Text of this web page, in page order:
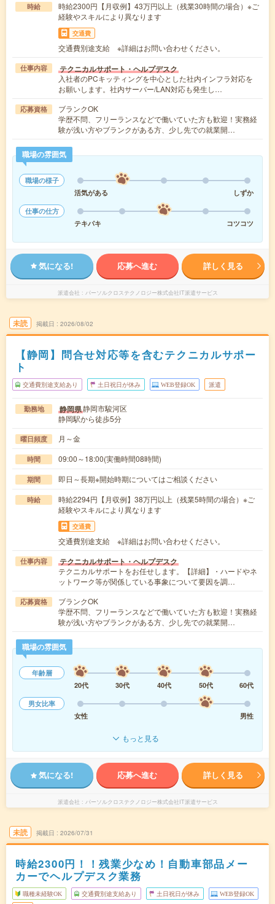
時給
時給2300円【月収例】43万円以上（残業30時間の場合）※ご
経験やスキルにより異なります
交通費
交通費別途支給 ※詳細はお問い合わせください。
仕事内容 テクニカルサポート・ヘルプデスク
入社者のPCキッティングを中心とした社内インフラ対応を
お願いします。社内サーバー/LAN対応も発生し…
応募資格
ブランクOK
学歴不問、フリーランスなどで働いていた方も歓迎！実務経
験が浅い方やブランクがある方、少し先での就業開…
職場の雰囲気
職場の様子
活気がある
しずか
仕事の仕方
テキパキ
コツコツ
気になる! 応募へ進む 詳しく見る
派遣会社 パーソルクロステクノロジー株式会社IT派遣サービス
未読 掲載日 2026/08/02
【静岡】問合せ対応等を含むテクニカルサポー
ト
交通費別途支給あり 土日祝日が休み WEB登録OK 派遣
勤務地 静岡県静岡市駿河区
静岡駅から徒歩5分
曜日頻度 月～金
時間 09:00～18:00(実働時間08時間)
期間 即日～長期※開始時期についてはご相談ください
時給
時給2294円【月収例】38万円以上（残業5時間の場合）※ご
経験やスキルにより異なります
交通費
交通費別途支給 ※詳細はお問い合わせください。
仕事内容 テクニカルサポート・ヘルプデスク
テクニカルサポートをお任せします。【詳細】・ハードやネ
ットワーク等が関係している事象について要因を調…
応募資格
ブランクOK
学歴不問、フリーランスなどで働いていた方も歓迎！実務経
験が浅い方やブランクがある方、少し先での就業開…
職場の雰囲気
年齢層
20代
30代 40代 50代
60代
男女比率
女性
男性
もっと見る
気になる! 応募へ進む 詳しく見る
派遣会社 パーソルクロステクノロジー株式会社IT派遣サービス
未読 掲載日 2026/07/31
時給2300円！！残業少なめ！自動車部品メー
カーでヘルプデスク業務
職種未経験OK 交通費別途支給あり 土日祝日が休み WEB登録OK